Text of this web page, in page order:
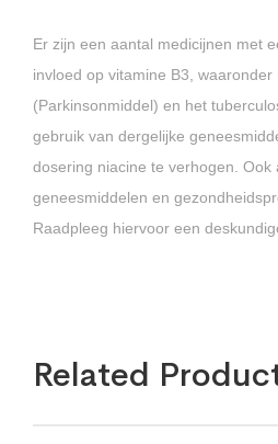
Er zijn een aantal medicijnen met
invloed op vitamine B3, waaronder
(Parkinsonmiddel) en het
gebruik van dergelijke
dosering niacine te verhogen. Ook
geneesmiddelen en
Raadpleeg hiervoor een
Related